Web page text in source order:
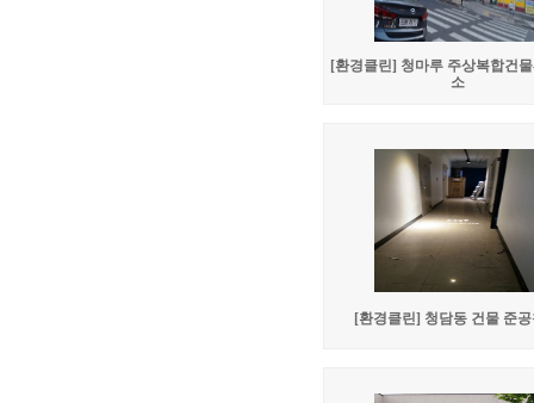
[환경클린] 청마루 주상복합건
소
[환경클린] 청담동 건물 준